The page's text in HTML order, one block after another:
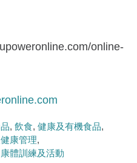
online-
飲食 健康及有機食品
康管理
體訓練及活動